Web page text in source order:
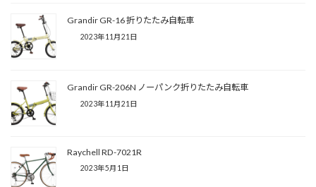
Grandir GR-16 折りたたみ自転車
2023年11月21日
Grandir GR-206N ノーパンク折りたたみ自転車
2023年11月21日
Raychell RD-7021R
2023年5月1日